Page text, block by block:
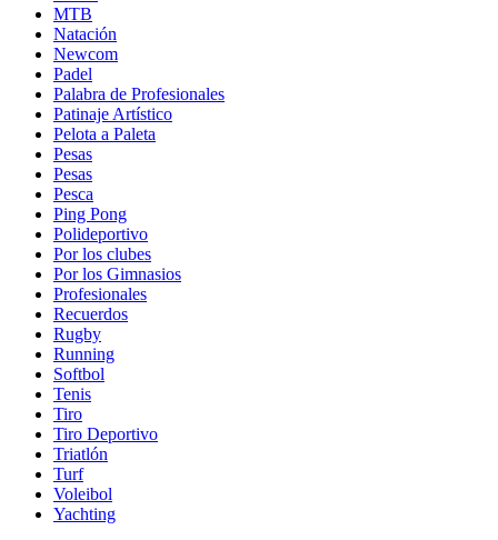
MTB
Natación
Newcom
Padel
Palabra de Profesionales
Patinaje Artístico
Pelota a Paleta
Pesas
Pesas
Pesca
Ping Pong
Polideportivo
Por los clubes
Por los Gimnasios
Profesionales
Recuerdos
Rugby
Running
Softbol
Tenis
Tiro
Tiro Deportivo
Triatlón
Turf
Voleibol
Yachting